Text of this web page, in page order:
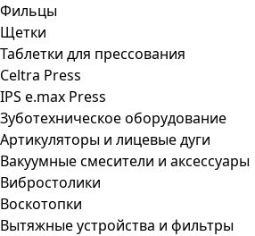
Фильцы
Щетки
Таблетки для прессования
Celtra Press
IPS e.max Press
Зуботехническое оборудование
Артикуляторы и лицевые дуги
Вакуумные смесители и аксессуары
Вибростолики
Воскотопки
Вытяжные устройства и фильтры